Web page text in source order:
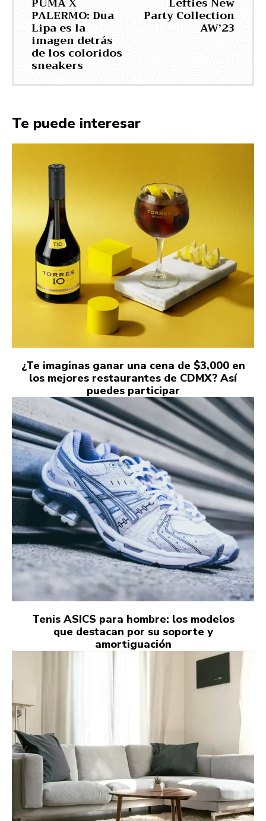
PALERMO: Dua
Lipa es la
imagen detrás
de los coloridos
sneakers
Party Collection
AW’23
Te puede interesar
¿Te imaginas ganar una cena de $3,000 en
los mejores restaurantes de CDMX? Así
puedes participar
Tenis ASICS para hombre: los modelos
que destacan por su soporte y
amortiguación